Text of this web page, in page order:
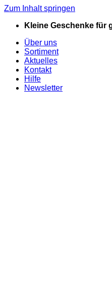
Zum Inhalt springen
Kleine Geschenke für
Über uns
Sortiment
Aktuelles
Kontakt
Hilfe
Newsletter